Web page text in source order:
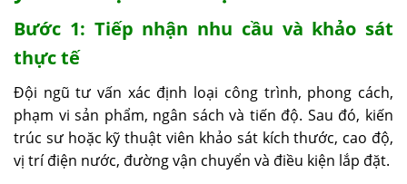
Bước 1: Tiếp nhận nhu cầu và khảo sát
thực tế
Đội ngũ tư vấn xác định loại công trình, phong cách,
phạm vi sản phẩm, ngân sách và tiến độ. Sau đó, kiến
trúc sư hoặc kỹ thuật viên khảo sát kích thước, cao độ,
vị trí điện nước, đường vận chuyển và điều kiện lắp đặt.